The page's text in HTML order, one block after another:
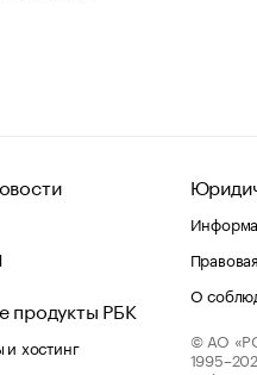
продукты РБК
хостинг
О
© АО